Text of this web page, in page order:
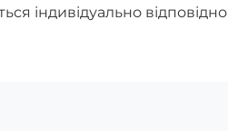
індивідуально відповідно